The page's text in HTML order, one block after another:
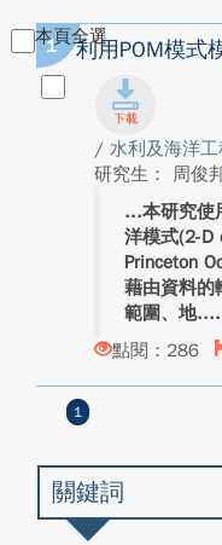
本頁全選
1 利用POM模式
/ 水利及海洋
研究生： 周俊
本研究使
洋模式(2-D
Princeton
藉由資料的
範圍、地...
點閱：286
1
關鍵詞